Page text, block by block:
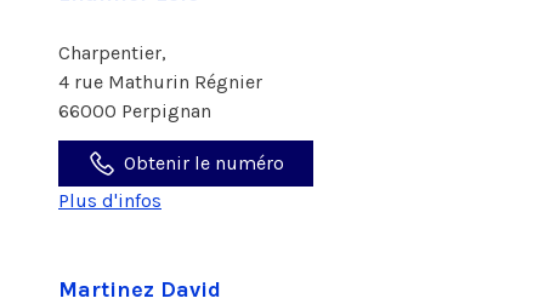
Charpentier,
4 rue Mathurin Régnier
66000 Perpignan
Obtenir le numéro
Plus d'infos
Martinez David